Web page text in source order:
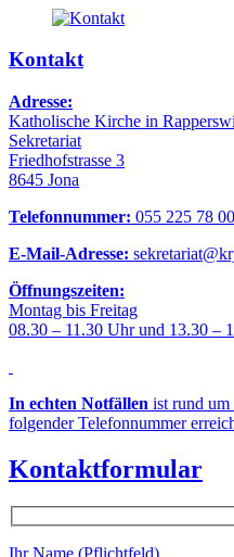
Kontakt
Adresse:
Katholische Kirche in
Sekretariat
Friedhofstrasse 3
8645 Jona
Telefonnummer: 055 225 78 00
E-Mail-Adresse:
Öffnungszeiten:
Montag bis Freitag
08.30 – 11.30 Uhr und 13.30 –
In echten Notfällen ist rund um
folgender Telefonnummer
Kontaktformular